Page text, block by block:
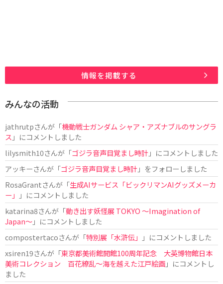
情報を掲載する
みんなの活動
jathrutpさんが「機動戦士ガンダム シャア・アズナブルのサングラ
ス 」にコメントしました
lilysmith10さんが「ゴジラ音声目覚まし時計」にコメントしました
アッキーさんが「ゴジラ音声目覚まし時計」をフォローしました
RosaGrantさんが「生成AIサービス「ビックリマンAIグッズメーカ
ー」
」にコメントしました
katarina8さんが「動き出す妖怪展 TOKYO 〜Imagination of
Japan〜」にコメントしました
compostertacoさんが「特別展「水滸伝」
」にコメントしました
xsiren19さんが「東京都美術館開館100周年記念 大英博物館日本
美術コレクション 百花繚乱～海を越えた江戸絵画」にコメントし
ました